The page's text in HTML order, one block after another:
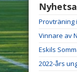
Provträning
Vinnare av
Eskils
2022-års